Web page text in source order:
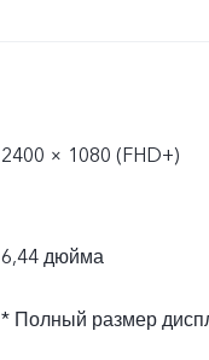
2400 × 1080 (FHD+)
6,44 дюйма
* Полный размер